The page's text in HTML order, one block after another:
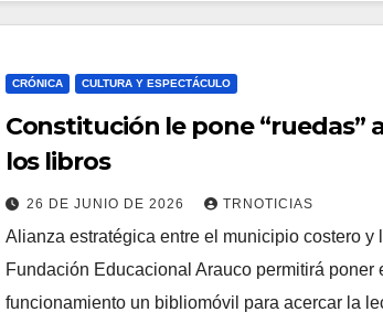
CRÓNICA CULTURA Y ESPECTÁCULO
Constitución le pone “ruedas”
los libros
26 DE JUNIO DE 2026 TRNOTICIAS
Alianza estratégica entre el municipio costero y
Fundación Educacional Arauco permitirá poner
funcionamiento un bibliomóvil para acercar la